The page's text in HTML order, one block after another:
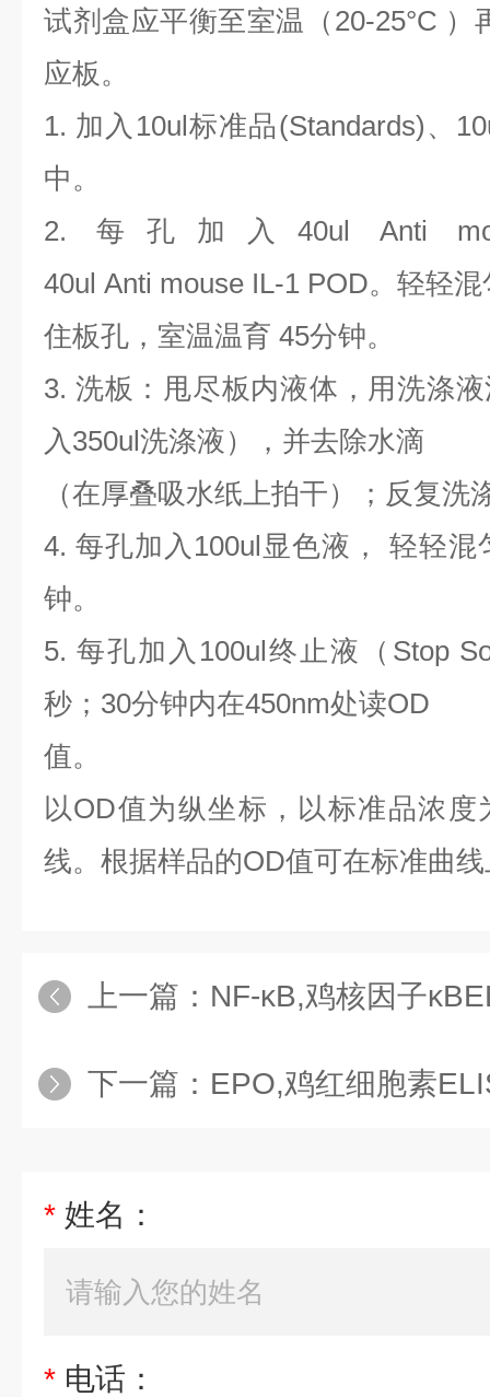
试剂盒应平衡至室温（20-25°C
应板。
1. 加入10ul标准品(Standards)、
中。
2. 每孔加入40ul Anti
40ul Anti mouse IL-1 POD。轻轻
住板孔，室温温育 45分钟。
3. 洗板：甩尽板内液体，用洗涤
入350ul洗涤液），并去除水滴
（在厚叠吸水纸上拍干）；反复洗
4. 每孔加入100ul显色液， 轻轻
钟。
5. 每孔加入100ul终止液（Stop
秒；30分钟内在450nm处读OD
值。
以OD值为纵坐标，以标准品浓
线。根据样品的OD值可在标准曲
上一篇： NF-κB,鸡核因子
下一篇： EPO,鸡红细胞素
* 姓名：
* 电话：